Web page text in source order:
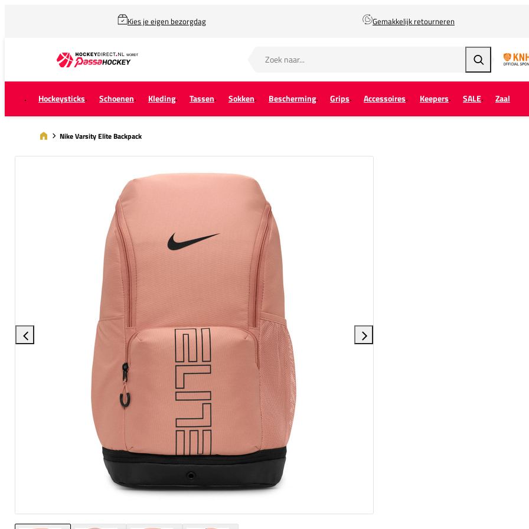
Kies je eigen bezorgdag Gemakkelijk retourneren
Zoeken
Hockeysticks Schoenen Kleding Tassen Sokken Bescherming Grips Accessoires Keepers SALE Zaal
Nike Varsity Elite Backpack